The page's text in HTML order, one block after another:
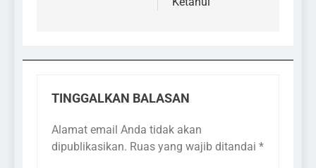
TINGGALKAN BALASAN
Alamat email Anda tidak akan
dipublikasikan. Ruas yang wajib ditandai *